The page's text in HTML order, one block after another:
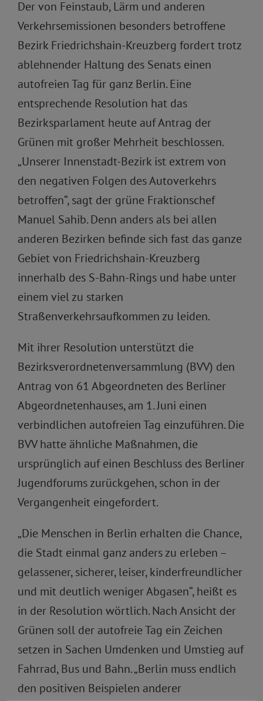
Der von Feinstaub, Lärm und anderen
Verkehrsemissionen besonders betroffene
Bezirk Friedrichshain-Kreuzberg fordert trotz
ablehnender Haltung des Senats einen
autofreien Tag für ganz Berlin. Eine
entsprechende Resolution hat das
Bezirksparlament heute auf Antrag der
Grünen mit großer Mehrheit beschlossen.
„Unserer Innenstadt-Bezirk ist extrem von
den negativen Folgen des Autoverkehrs
betroffen“, sagt der grüne Fraktionschef
Manuel Sahib. Denn anders als bei allen
anderen Bezirken befinde sich fast das ganze
Gebiet von Friedrichshain-Kreuzberg
innerhalb des S-Bahn-Rings und habe unter
einem viel zu starken
Straßenverkehrsaufkommen zu leiden.
Mit ihrer Resolution unterstützt die
Bezirksverordnetenversammlung (BVV) den
Antrag von 61 Abgeordneten des Berliner
Abgeordnetenhauses, am 1. Juni einen
verbindlichen autofreien Tag einzuführen. Die
BVV hatte ähnliche Maßnahmen, die
ursprünglich auf einen Beschluss des Berliner
Jugendforums zurückgehen, schon in der
Vergangenheit eingefordert.
„Die Menschen in Berlin erhalten die Chance,
die Stadt einmal ganz anders zu erleben –
gelassener, sicherer, leiser, kinderfreundlicher
und mit deutlich weniger Abgasen“, heißt es
in der Resolution wörtlich. Nach Ansicht der
Grünen soll der autofreie Tag ein Zeichen
setzen in Sachen Umdenken und Umstieg auf
Fahrrad, Bus und Bahn. „Berlin muss endlich
den positiven Beispielen anderer